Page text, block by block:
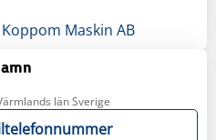
Maskin AB
län Sverige